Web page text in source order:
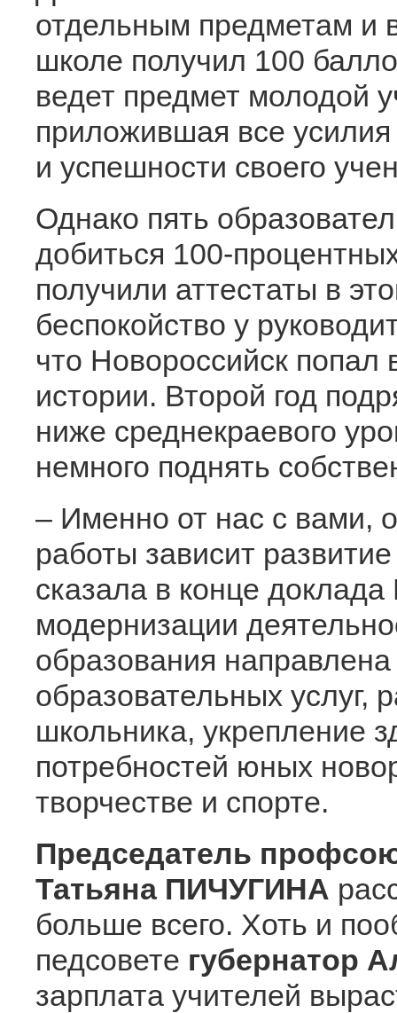
отдельным предметам и
школе получил 100
ведет предмет молодой
приложившая все усилия
и успешности своего
Однако пять
добиться 100-
получили аттестаты в
беспокойство у
что Новороссийск попал
истории. Второй год
ниже среднекраевого
немного поднять
– Именно от нас с вами,
работы зависит
сказала в конце
модернизации
образования
образовательных услуг,
школьника, укрепление
потребностей юных
творчестве и спорте.
Председатель
Татьяна ПИЧУГИНА
больше всего. Хоть и
педсовете губернатор
зарплата учителей